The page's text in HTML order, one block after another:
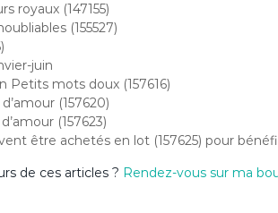
royaux (147155)
(155527)
juin
Petits mots doux (157616)
(157620)
(157623)
être achetés en lot (157625) pour
de ces articles ? Rendez-vous sur ma